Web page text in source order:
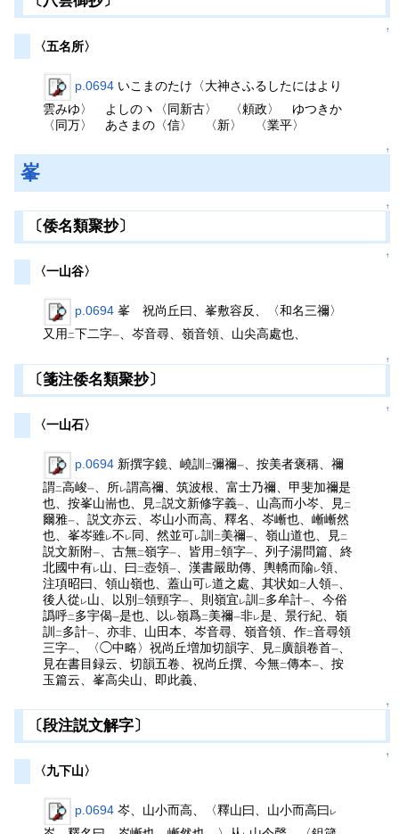
↑
〈五名所〉
p.0694 いこまのたけ〈大神さふるしたにはより
雲みゆ〉 よしのヽ〈同新古〉 〈頼政〉 ゆつきか
〈同万〉 あさまの〈信〉 〈新〉 〈業平〉
↑
峯
↑
〔倭名類聚抄〕
↑
〈一山谷〉
p.0694 峯 祝尚丘曰、峯敷容反、〈和名三禰〉
又用 二下二字一 、岑音尋、嶺音領、山尖高處也、
↑
〔箋注倭名類聚抄〕
↑
〈一山石〉
p.0694 新撰字鏡、嶢訓 二彌禰一
、按美者褒稱、禰
謂二高峻一 、所レ謂高禰、筑波根、富士乃禰、甲斐加禰是
也、按峯山耑也、見二説文新修字義一 、山高而小岑、見二
爾雅一
、説文亦云、岑山小而高、釋名、岑嶃也、嶃嶃然
也、峯岑雖レ不 レ 同、然並可レ訓 二美禰一 、嶺山道也、見二
説文新附一 、古無二嶺字一 、皆用 二領字一
、列子湯問篇、終
北國中有レ 山、曰二壺領一 、漢書嚴助傳、輿轎而隃レ領、
注項昭曰、領山嶺也、蓋山可レ道之處、其状如二 人領一
後人從 レ 山、以別 二領頸字一 、則嶺宜 レ訓 二多牟計一
、今俗
譌呼二多宇偈一是也、以 レ嶺爲二美禰一非レ是、景行紀、嶺
訓 二多計一 、亦非、山田本、岑音尋、嶺音領、作二音尋領
三字一 、〈◯中略〉祝尚丘増加切韻字、見二 廣韻卷首一
見在書目録云、切韻五卷、祝尚丘撰、今無二傳本一
、按
玉篇云、峯高尖山、即此義、
↑
〔段注説文解字〕
↑
〈九下山〉
p.0694 岑、山小而高、〈釋山曰、山小而高曰 レ